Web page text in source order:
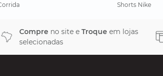
Shorts Nike
Compre no site e Troque em lojas
selecionadas